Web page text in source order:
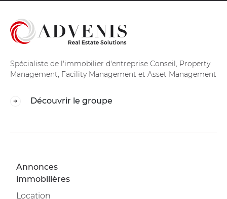
Spécialiste de l'immobilier d'entreprise Conseil, Property
Management, Facility Management et Asset Management
Découvrir le groupe
Annonces
immobilières
Location